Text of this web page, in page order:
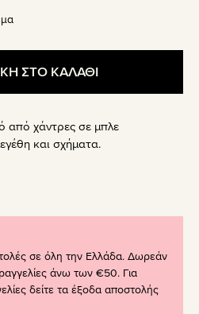
ΣΤΟ ΚΑΛΑΘΙ
από χάντρες σε μπλε
και σχήματα.
σε όλη την Ελλάδα. Δωρεάν
άνω των €50. Για
δείτε τα έξοδα αποστολής